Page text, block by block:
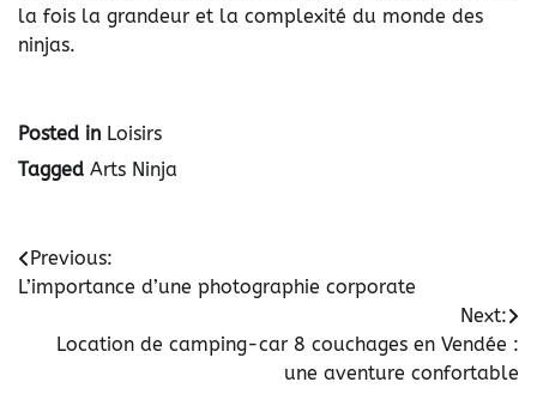
la fois la grandeur et la complexité du monde des
ninjas.
Posted in Loisirs
Tagged Arts Ninja
Navigation
de
l’article
Previous:
L’importance d’une photographie corporate
Next:
Location de camping-car 8 couchages en Vendée :
une aventure confortable